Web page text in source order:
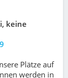
keine
Plätze auf
werden in